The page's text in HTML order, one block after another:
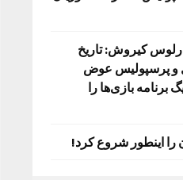
کیروش: تاریخ
و پرسپولیس عوض
برنامه بازی‌ها را
اینطور شروع کرد!